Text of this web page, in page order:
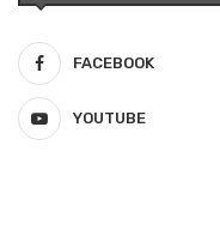
FACEBOOK
YOUTUBE